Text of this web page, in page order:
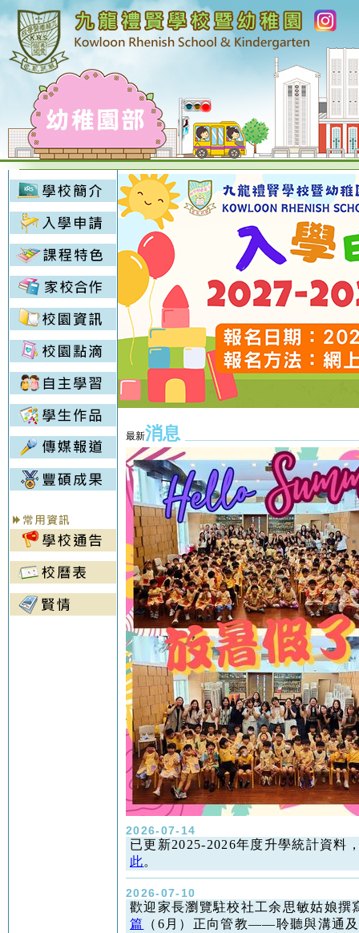
最新消息
2026-07-14
已更新2025-2026年度升學統計資料
此。
2026-07-10
歡迎家長瀏覽駐校社工余思敏姑娘撰
篇
（6月）正向管教——聆聽與溝通